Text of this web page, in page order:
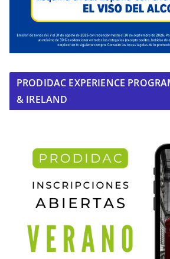
PRODIDAC EXPERIENCE
& IRELAND